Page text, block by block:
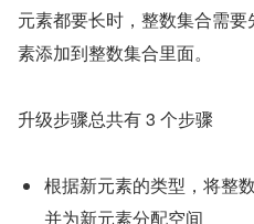
元素都要长时，整数集合需要
素添加到整数集合里面。
升级步骤总共有 3 个步骤
根据新元素的类型，将整
并为新元素分配空间